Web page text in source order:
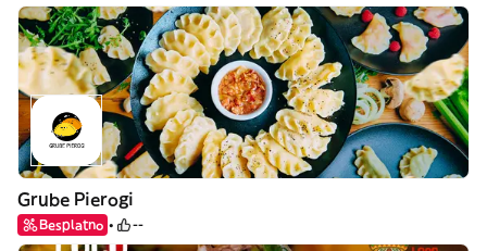
Grube Pierogi
Besplatno --